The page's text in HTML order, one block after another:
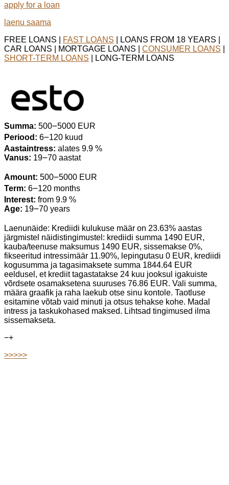
apply for a loan
laenu saama
FREE LOANS |
FAST LOANS | LOANS FROM 18 YEARS |
CAR LOANS | MORTGAGE LOANS | CONSUMER LOANS
SHORT-TERM LOANS | LONG-TERM LOANS
Summa: 500౼5000 EUR
Periood: 6౼120 kuud
Aastaintress: alates 9.9 %
Vanus: 19౼70 aastat
Amount: 500౼5000 EUR
Term: 6౼120 months
Interest: from 9.9 %
Age: 19౼70 years
Laenunäide: Krediidi kulukuse määr on 23.63% aastas
järgmistel näidistingimustel: krediidi summa 1490 EUR,
kauba/teenuse maksumus 1490 EUR, sissemakse 0%,
fikseeritud intressimäär 11.90%, lepingutasu 0 EUR, krediidi
kogusumma ja tagasimaksete summa 1844.64 EUR
eeldusel, et krediit tagastatakse 24 kuu jooksul igakuiste
võrdsete osamaksetena suuruses 76.86 EUR. Vali summa,
määra graafik ja raha laekub otse sinu kontole. Taotluse
esitamine võtab vaid minuti ja otsus tehakse kohe. Madal
intress ja taskukohased maksed. Lihtsad tingimused ilma
sissemakseta.
−+
>>>>>